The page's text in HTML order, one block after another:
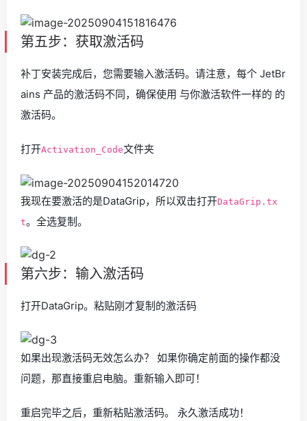
第五步：获取激活码
补丁安装完成后，您需要输入激活码。请注意，每个 JetBr
ains 产品的激活码不同，确保使用 与你激活软件一样的 的
激活码。
打开Activation_Code文件夹
我现在要激活的是DataGrip，所以双击打开DataGrip.tx
t。全选复制。
第六步：输入激活码
打开DataGrip。粘贴刚才复制的激活码
如果出现激活码无效怎么办？ 如果你确定前面的操作都没
问题，那直接重启电脑。重新输入即可！
重启完毕之后，重新粘贴激活码。 永久激活成功！